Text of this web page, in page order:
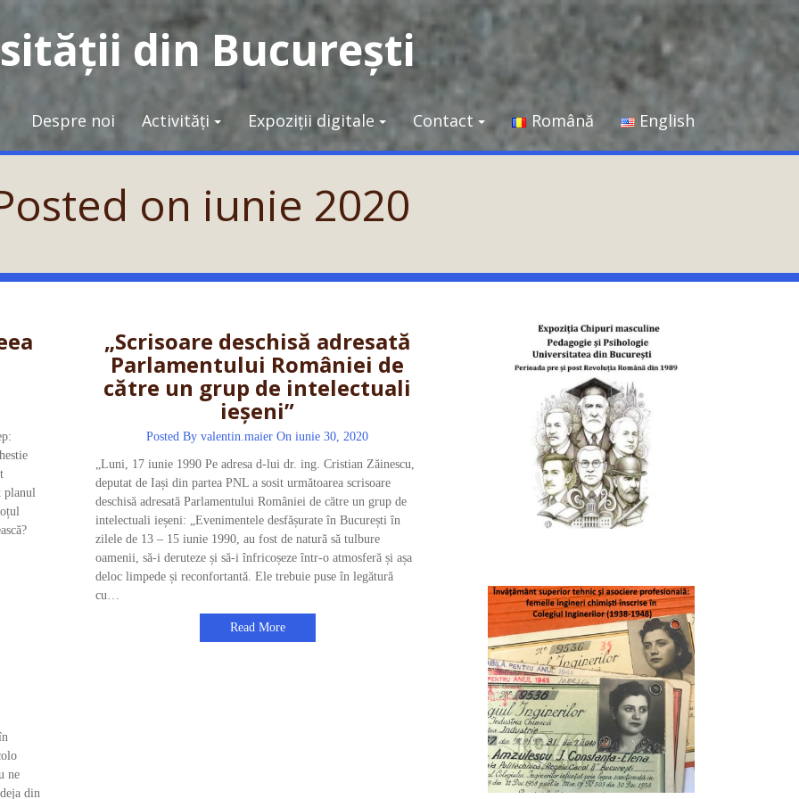
din București
Despre noi Activități Expoziții digitale Contact Română English
on iunie 2020
planul
„Scrisoare deschisă adresată
Parlamentului României de
către un grup de intelectuali
ieșeni”
Posted Byvalentin.maier On iunie 30, 2020
„Luni, 17 iunie 1990 Pe adresa d-lui dr. ing. Cristian Zăinescu,
deputat de Iași din partea PNL a sosit următoarea scrisoare
deschisă adresată Parlamentului României de către un grup de
intelectuali ieșeni: „Evenimentele desfășurate în București în
zilele de 13 – 15 iunie 1990, au fost de natură să tulbure
oamenii, să-i deruteze și să-i înfricoșeze într-o atmosferă și așa
deloc limpede și reconfortantă. Ele trebuie puse în legătură
cu…
Read More
ne
din